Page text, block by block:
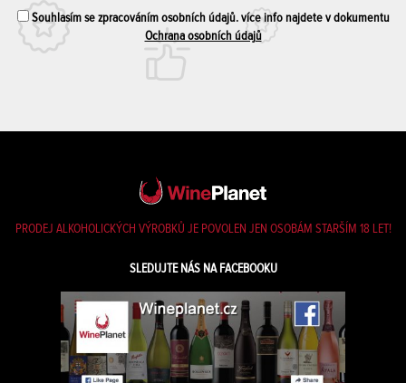
Souhlasím se zpracováním osobních údajů. více info najdete v dokumentu
Ochrana osobních údajů
PRODEJ ALKOHOLICKÝCH VÝROBKŮ JE POVOLEN JEN OSOBÁM STARŠÍM 18 LET!
SLEDUJTE NÁS NA FACEBOOKU